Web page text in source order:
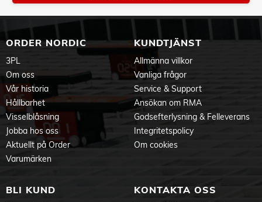
ORDER NORDIC
3PL
Om oss
Vår historia
Hållbarhet
Visselblåsning
Jobba hos oss
Aktuellt på Order
Varumärken
KUNDTJÄNST
Allmänna villkor
Vanliga frågor
Service & Support
Ansökan om RMA
Godsefterlysning & Felleverans
Integritetspolicy
Om cookies
BLI KUND KONTAKTA OSS